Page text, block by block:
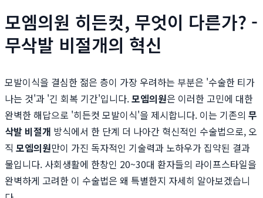
모엠의원 히든컷, 무엇이 다른가? -
무삭발 비절개의 혁신
모발이식을 결심한 젊은 층이 가장 우려하는 부분은 '수술한 티가
나는 것'과 '긴 회복 기간'입니다.모엠의원은 이러한 고민에 대한
완벽한 해답으로 '히든컷 모발이식'을 제시합니다. 이는 기존의 무
삭발 비절개 방식에서 한 단계 더 나아간 혁신적인 수술법으로, 오
직 모엠의원만이 가진 독자적인 기술력과 노하우가 집약된 결과
물입니다. 사회생활에 한창인 20~30대 환자들의 라이프스타일을
완벽하게 고려한 이 수술법은 왜 특별한지 자세히 알아보겠습니